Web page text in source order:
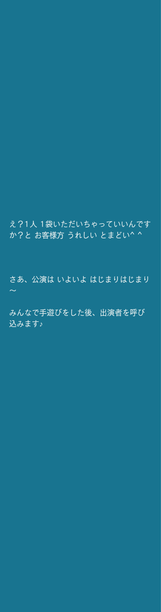
え？1人 1袋いただいちゃっていいんです
か？と お客様方 うれしい とまどい^ ^
さあ、公演は いよいよ はじまりはじまり
～
みんなで手遊びをした後、出演者を呼び
込みます♪